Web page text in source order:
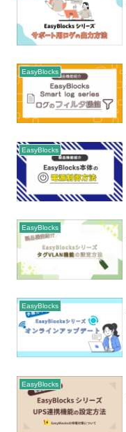
EasyBlocks
EasyBlocks
EasyBlocks
EasyBlocks
EasyBlocks